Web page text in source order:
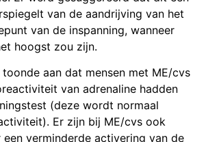
van de aandrijving van het
van de inspanning, wanneer
hoogst zou zijn.
aan dat mensen met ME/cvs
van adrenaline hadden
(deze wordt normaal
Er zijn bij ME/cvs ook
verminderde activering van de